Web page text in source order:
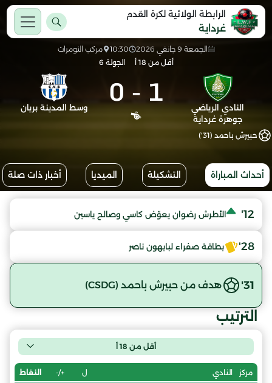
الرابطة الولائية لكرة القدم
غرداية
الجمعة 9 جانفي 2026 10:30
مركب النومرات
أقل من 18 أ
الجولة 6
النادي الرياضي
جوهرة غرداية
1
-
0 وسط المدينة بريان
حبيرش باحمد (31')
أحداث المباراة التشكيلة الميديا أخبار ذات صلة
12' الأطرش رضوان يعوّض كاسي وصالح ياسين
28' بطاقة صفراء لبابهون ناصر
31' هدف من حبيرش باحمد (CSDG)
الترتيب
أقل من 18 أ
مركز النادي ل +/- النقاط